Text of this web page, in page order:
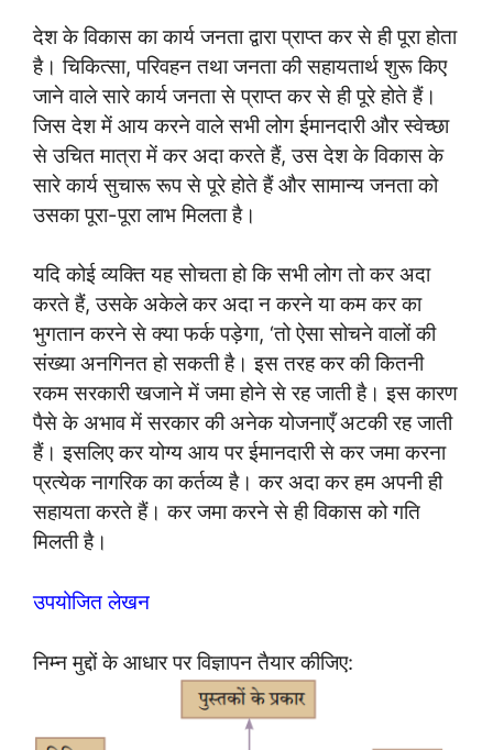
देश के विकास का कार्य जनता द्वारा प्राप्त कर से ही पूरा होता
है। चिकित्सा, परिवहन तथा जनता की सहायतार्थ शुरू किए
जाने वाले सारे कार्य जनता से प्राप्त कर से ही पूरे होते हैं।
जिस देश में आय करने वाले सभी लोग ईमानदारी और स्वेच्छा
से उचित मात्रा में कर अदा करते हैं, उस देश के विकास के
सारे कार्य सुचारू रूप से पूरे होते हैं और सामान्य जनता को
उसका पूरा-पूरा लाभ मिलता है।
यदि कोई व्यक्ति यह सोचता हो कि सभी लोग तो कर अदा
करते हैं, उसके अकेले कर अदा न करने या कम कर का
भुगतान करने से क्या फर्क पड़ेगा, ‘तो ऐसा सोचने वालों की
संख्या अनगिनत हो सकती है। इस तरह कर की कितनी
रकम सरकारी खजाने में जमा होने से रह जाती है। इस कारण
पैसे के अभाव में सरकार की अनेक योजनाएँ अटकी रह जाती
हैं। इसलिए कर योग्य आय पर ईमानदारी से कर जमा करना
प्रत्येक नागरिक का कर्तव्य है। कर अदा कर हम अपनी ही
सहायता करते हैं। कर जमा करने से ही विकास को गति
मिलती है।
उपयोजित लेखन
निम्न मुद्दों के आधार पर विज्ञापन तैयार कीजिए: